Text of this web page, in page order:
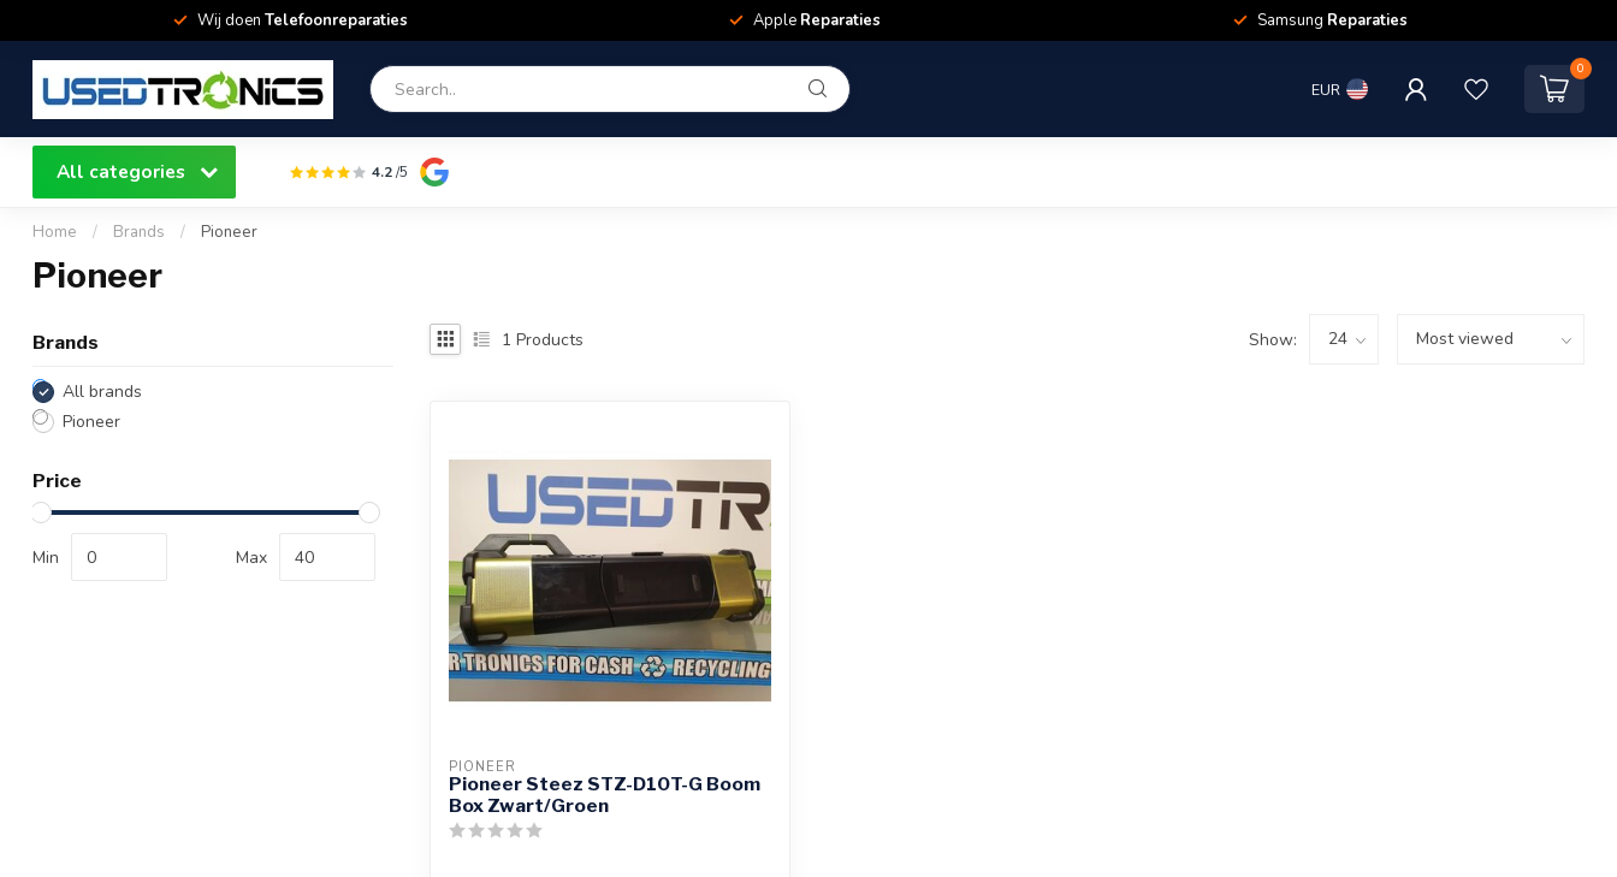
Wij doen Telefoonreparaties Apple Reparaties Samsung Reparaties
EUR
0
All categories 4.2/5
Home / Brands / Pioneer
Pioneer
Brands
All brands
Pioneer
Price
Min Max
1 Products Show:
PIONEER
Pioneer Steez STZ-D10T-G Boom
Box Zwart/Groen